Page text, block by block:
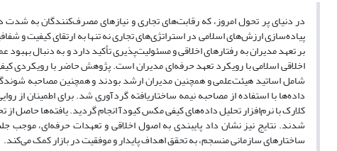
در دنیای پر تحول امروز، که رقابت‌های تجاری و نیازهای مصرف‌کنندگان به شدت
پیاده‌سازی ارزش‌های اسلامی در استراتژی‌های تجاری نه تنها به ارتقای کیفیت و
بر تعهد مدیران به رفتارهای اخلاقی و مسئولیت‌پذیری تأکید دارد و به دنبال
اخلاقی اسلامی با رویکرد تعهد حرفه‌ای مدیران است. پژوهش حاضر با رویکردی
داده‌ها با استفاده از مصاحبه نیمه ساختاریافته گردآوری شد. برای اطمینان از
شدند. نتایج نیز نشان داد پایبندی به اصول اخلاقی و تعهدات حرفه‌ای، موجب
ساختارهای سازمانی منسجم، به تحقق اهداف پایدار و موفقیت در بازار کمک می‌کند.